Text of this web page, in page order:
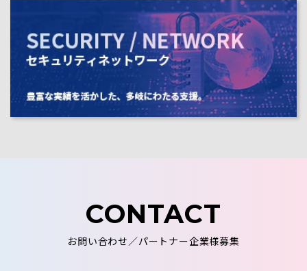
CONTACT
お問い合わせ／パートナー企業様募集